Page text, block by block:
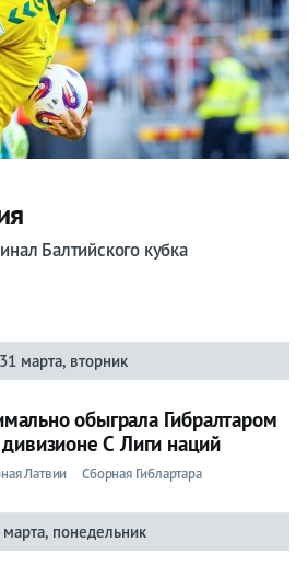
Балтийского кубка
31 марта, вторник
обыграла Гибралтаром
дивизионе С Лиги наций
Латвии Сборная Гиблартара
понедельник